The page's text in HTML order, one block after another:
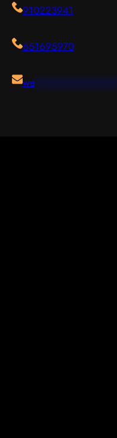
910223941
651695970
we***************